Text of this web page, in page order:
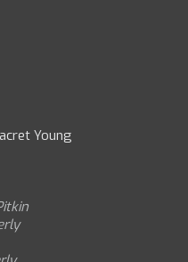
Young